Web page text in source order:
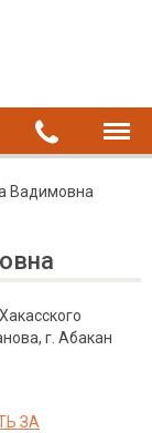
Вадимовна
г. Абакан
ЗА